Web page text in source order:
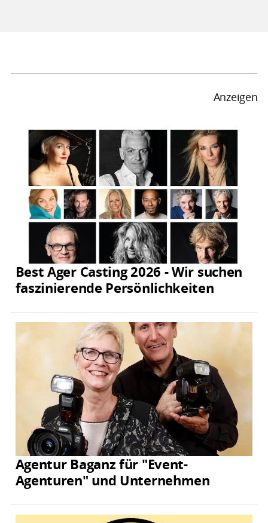
Anzeigen
Best Ager Casting 2026 - Wir suchen
faszinierende Persönlichkeiten
Agentur Baganz für "Event-
Agenturen" und Unternehmen